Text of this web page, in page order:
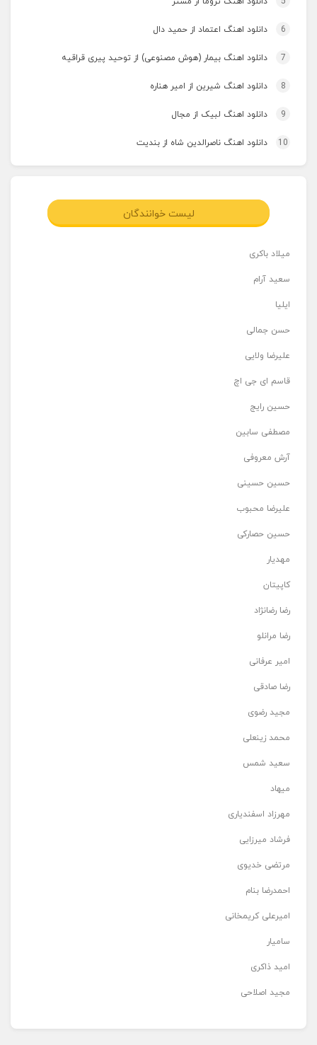
6 دانلود اهنگ اعتماد از حمید دال
7 دانلود اهنگ بیمار (هوش مصنوعی) از توحید پیری قراقیه
8 دانلود اهنگ شیرین از امیر هناره
9 دانلود اهنگ لبیک از مجال
10 دانلود اهنگ ناصرالدین شاه از بندیت
لیست خوانندگان
میلاد باکری
سعید آرام
ایلیا
حسن جمالی
علیرضا ولایی
قاسم ای جی اچ
حسین رایج
مصطفی سابین
آرش معروفی
حسین حسینی
علیرضا محبوب
حسین حصارکی
مهدیار
کاپیتان
رضا رضانژاد
رضا مرانلو
امیر عرفانی
رضا صادقی
مجید رضوی
محمد زینعلی
سعید شمس
میهاد
مهرزاد اسفندیاری
فرشاد میرزایی
مرتضی خدیوی
احمدرضا بنام
امیرعلی کریمخانی
سامیار
امید ذاکری
مجید اصلاحی